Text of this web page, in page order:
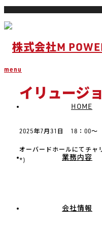
menu
HOME
業務内容
会社情報
事
イリュージョン★マジッ
イリュージ
2025年7月31日 18：00～
オーバードホールにてチャ
*)